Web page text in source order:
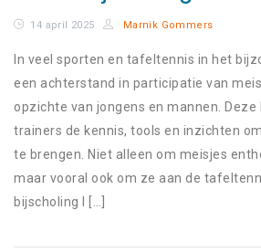
14 april 2025 Marnik Gommers
In veel sporten en tafeltennis in het
een achterstand in participatie van
opzichte van jongens en mannen.
trainers de kennis, tools en inzichten
te brengen. Niet alleen om meisjes
maar vooral ook om ze aan de
bijscholing I […]